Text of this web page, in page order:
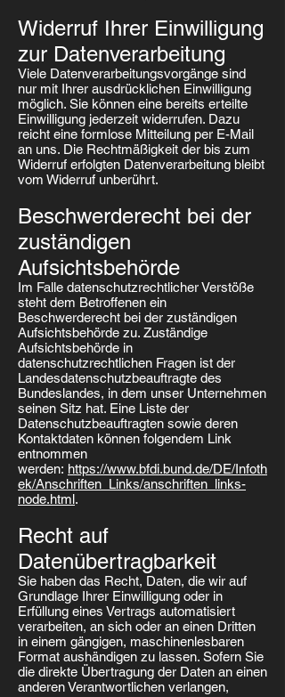
Widerruf Ihrer Einwilligung
zur Datenverarbeitung
Viele Datenverarbeitungsvorgänge sind
nur mit Ihrer ausdrücklichen Einwilligung
möglich. Sie können eine bereits erteilte
Einwilligung jederzeit widerrufen. Dazu
reicht eine formlose Mitteilung per E-Mail
an uns. Die Rechtmäßigkeit der bis zum
Widerruf erfolgten Datenverarbeitung bleibt
vom Widerruf unberührt.
Beschwerderecht bei der
zuständigen
Aufsichtsbehörde
Im Falle datenschutzrechtlicher Verstöße
steht dem Betroffenen ein
Beschwerderecht bei der zuständigen
Aufsichtsbehörde zu. Zuständige
Aufsichtsbehörde in
datenschutzrechtlichen Fragen ist der
Landesdatenschutzbeauftragte des
Bundeslandes, in dem unser Unternehmen
seinen Sitz hat. Eine Liste der
Datenschutzbeauftragten sowie deren
Kontaktdaten können folgendem Link
entnommen
werden: https://www.bfdi.bund.de/DE/Infoth
ek/Anschriften_Links/anschriften_links-
node.html.
Recht auf
Datenübertragbarkeit
Sie haben das Recht, Daten, die wir auf
Grundlage Ihrer Einwilligung oder in
Erfüllung eines Vertrags automatisiert
verarbeiten, an sich oder an einen Dritten
in einem gängigen, maschinenlesbaren
Format aushändigen zu lassen. Sofern Sie
die direkte Übertragung der Daten an einen
anderen Verantwortlichen verlangen,